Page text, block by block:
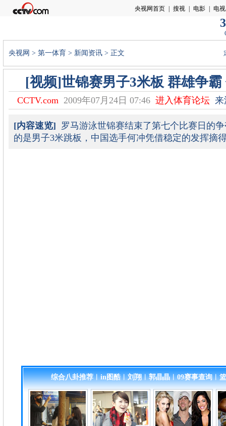
央视网 > 第一体育 > 新闻资讯 > 正文
[视频]世锦赛男子3米板 群雄争霸
CCTV.com 2009年07月24日 07:46 进入体育论坛来
[内容速览] 罗马游泳世锦赛结束了第七个比赛日的
的是男子3米跳板，中国选手何冲凭借稳定的发挥摘